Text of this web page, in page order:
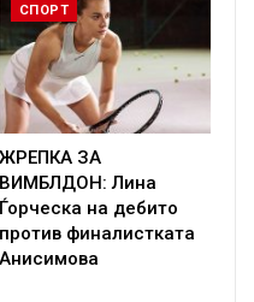
СПОРТ
ЖРЕПКА ЗА
ВИМБЛДОН: Лина
Ѓорческа на дебито
против финалистката
Анисимова